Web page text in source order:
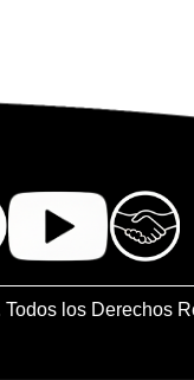
los Derechos